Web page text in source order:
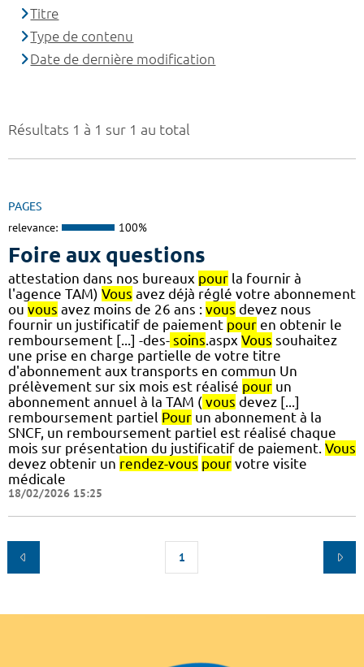
Résultats 1 à 1 sur 1 au total
PAGES
relevance: 100%
Foire aux questions
attestation dans nos bureaux pour la fournir à
l'agence TAM) Vous avez déjà réglé votre abonnement
ou vous avez moins de 26 ans : vous devez nous
fournir un justificatif de paiement pour en obtenir le
remboursement [...] -des- soins .aspx Vous souhaitez
une prise en charge partielle de votre titre
d'abonnement aux transports en commun Un
prélèvement sur six mois est réalisé pour un
abonnement annuel à la TAM ( vous devez [...]
remboursement partiel Pour un abonnement à la
SNCF, un remboursement partiel est réalisé chaque
mois sur présentation du justificatif de paiement. Vous
devez obtenir un rendez-vous pour votre visite
médicale
18/02/2026 15:25
1
Titre
Type de contenu
Date de dernière modification